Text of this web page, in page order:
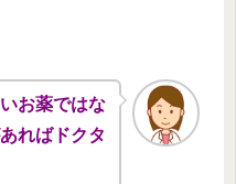
お薬ではな
ればドクタ